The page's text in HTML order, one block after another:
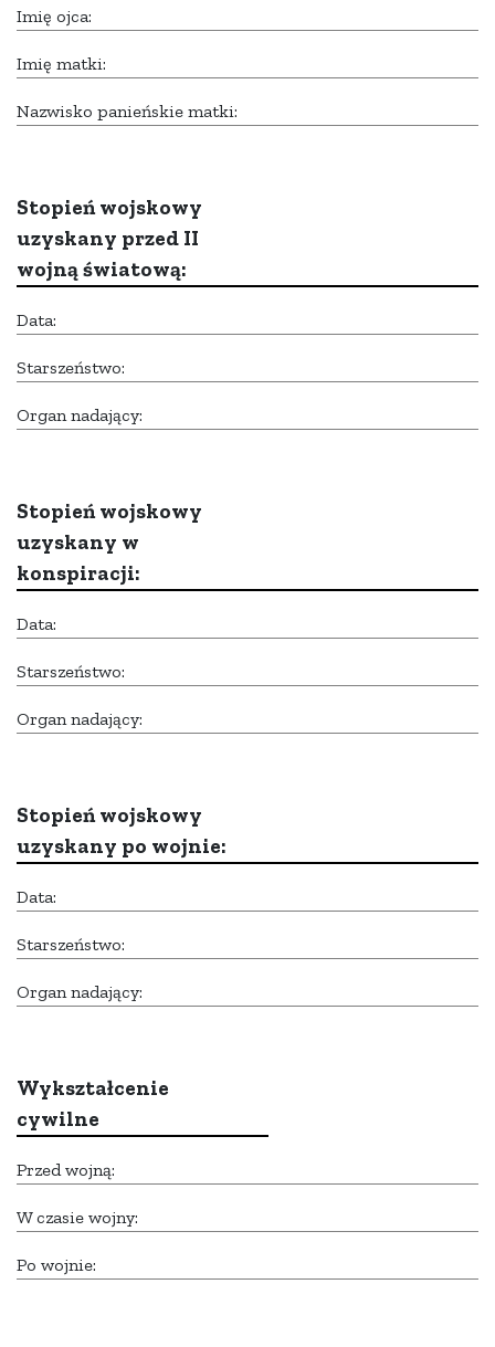
Imię ojca:
Imię matki:
Nazwisko panieńskie matki:
Stopień wojskowy
uzyskany przed II
wojną światową:
Data:
Starszeństwo:
Organ nadający:
Stopień wojskowy
uzyskany w
konspiracji:
Data:
Starszeństwo:
Organ nadający:
Stopień wojskowy
uzyskany po wojnie:
Data:
Starszeństwo:
Organ nadający:
Wykształcenie
cywilne
Przed wojną:
W czasie wojny:
Po wojnie: